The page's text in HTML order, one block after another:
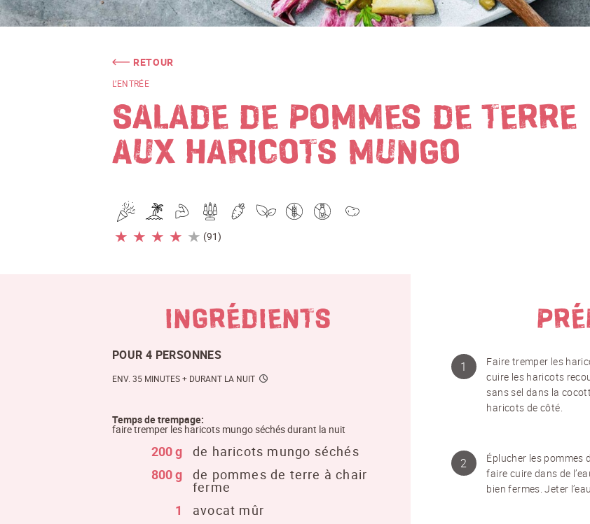
RETOUR
L’ENTRÉE
SALADE DE POMMES DE TERRE
AUX HARICOTS MUNGO
★ ★ ★ ★ ★ (91)
INGRÉDIENTS
POUR 4 PERSONNES
ENV. 35 MINUTES + DURANT LA NUIT
Temps de trempage:
faire tremper les haricots mungo séchés durant la nuit
200 g
de haricots mungo séchés
800 g
de pommes de terre à chair
ferme
1
avocat mûr
Faire tremper les
cuire les haricots
sans sel dans la
haricots de côté.
Éplucher les pommes
faire cuire dans de
bien fermes. Jeter